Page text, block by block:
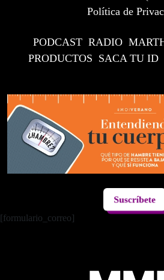
Política de
PODCAST RADIO
PRODUCTOS SACA TU ID
Suscríbete
[formulario_correo]